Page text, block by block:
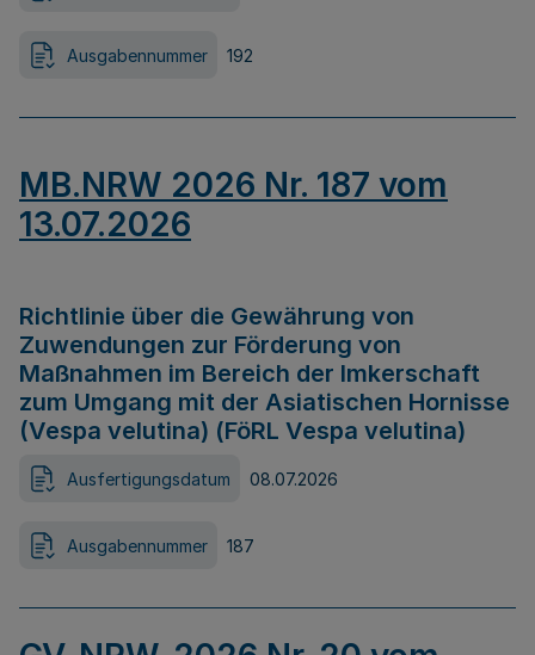
Ausgabennummer 192
MB.NRW 2026 Nr. 187 vom
13.07.2026
Richtlinie über die Gewährung von
Zuwendungen zur Förderung von
Maßnahmen im Bereich der Imkerschaft
zum Umgang mit der Asiatischen Hornisse
(Vespa velutina) (FöRL Vespa velutina)
Ausfertigungsdatum 08.07.2026
Ausgabennummer 187